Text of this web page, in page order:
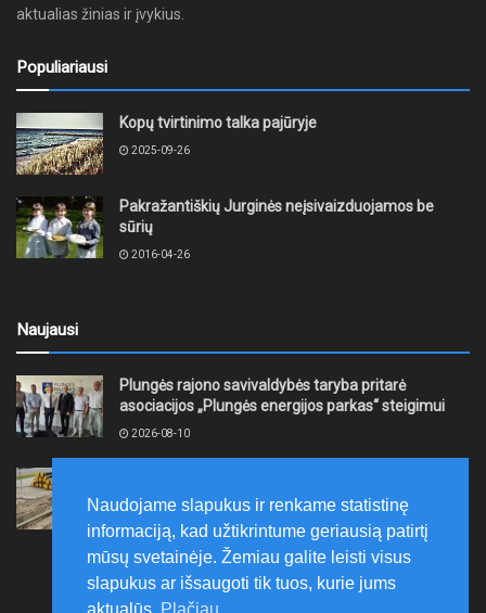
aktualias žinias ir įvykius.
Populiariausi
Kopų tvirtinimo talka pajūryje
2025-09-26
Pakražantiškių Jurginės neįsivaizduojamos be
sūrių
2016-04-26
Naujausi
Plungės rajono savivaldybės taryba pritarė
asociacijos „Plungės energijos parkas“ steigimui
2026-08-10
rekonstravimo darbus
2026-08-10
Naudojame slapukus ir renkame statistinę
informaciją, kad užtikrintume geriausią patirtį
mūsų svetainėje. Žemiau galite leisti visus
slapukus ar išsaugoti tik tuos, kurie jums
aktualūs. Plačiau